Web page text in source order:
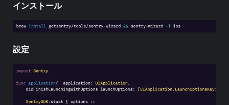
インストール
設定